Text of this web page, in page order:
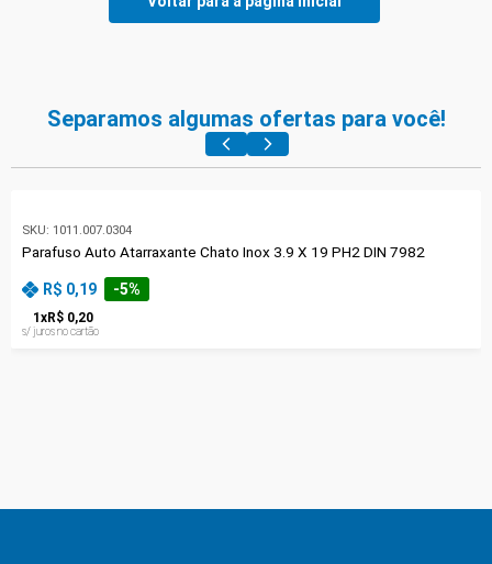
Separamos algumas ofertas para você!
SKU: 1011.007.0304
Parafuso Auto Atarraxante Chato Inox 3.9 X 19 PH2 DIN 7982
R$ 0,19 -5%
1 xR$ 0,20
s/ juros no cartão